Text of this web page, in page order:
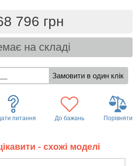
796 грн
на складі
питання До бажань Порівняти
- схожі моделі